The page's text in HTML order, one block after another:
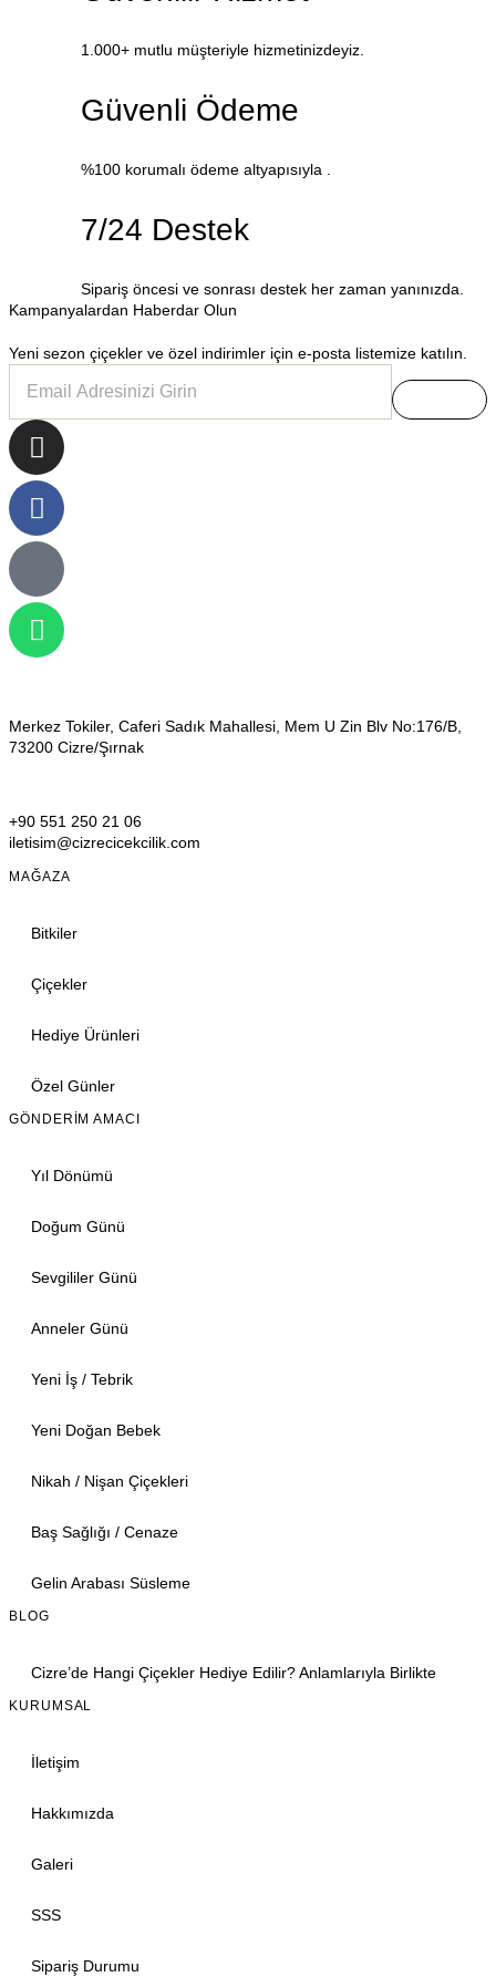
1.000+ mutlu müşteriyle hizmetinizdeyiz.
Güvenli Ödeme
%100 korumalı ödeme altyapısıyla .
7/24 Destek
Sipariş öncesi ve sonrası destek her zaman yanınızda.
Kampanyalardan Haberdar Olun
Yeni sezon çiçekler ve özel indirimler için e-posta listemize katılın.
Merkez Tokiler, Caferi Sadık Mahallesi, Mem U Zin Blv No:176/B,
73200 Cizre/Şırnak
+90 551 250 21 06
iletisim@cizrecicekcilik.com
MAĞAZA
Bitkiler
Çiçekler
Hediye Ürünleri
Özel Günler
GÖNDERIM AMACI
Yıl Dönümü
Doğum Günü
Sevgililer Günü
Anneler Günü
Yeni İş / Tebrik
Yeni Doğan Bebek
Nikah / Nişan Çiçekleri
Baş Sağlığı / Cenaze
Gelin Arabası Süsleme
BLOG
Cizre’de Hangi Çiçekler Hediye Edilir? Anlamlarıyla Birlikte
KURUMSAL
İletişim
Hakkımızda
Galeri
SSS
Sipariş Durumu